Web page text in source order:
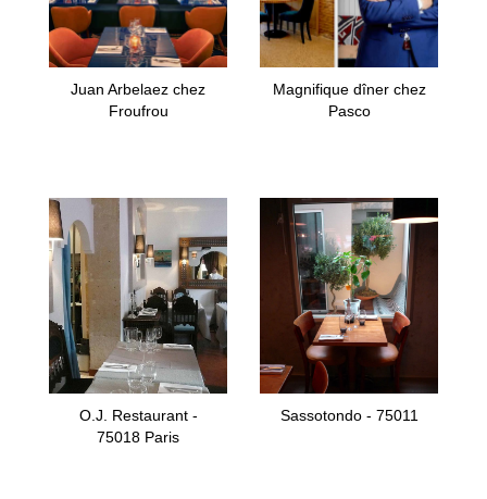
Juan Arbelaez chez
Froufrou
Magnifique dîner chez
Pasco
O.J. Restaurant -
75018 Paris
Sassotondo - 75011